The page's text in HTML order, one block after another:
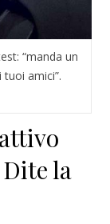
“manda un
amici”.
la